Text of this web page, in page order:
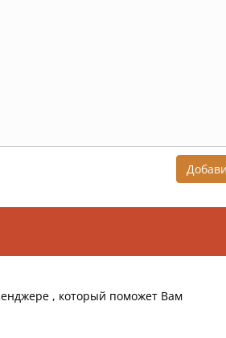
, который поможет Вам